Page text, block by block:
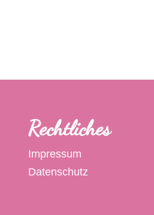
Rechtliches
Impressum
Datenschutz